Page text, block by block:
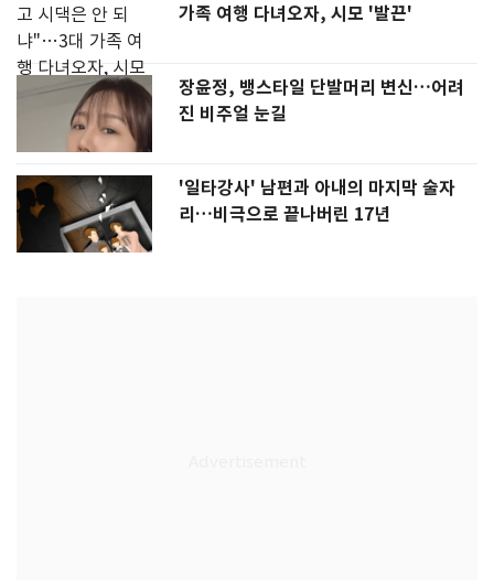
가족 여행 다녀오자, 시모 '발끈'
장윤정, 뱅스타일 단발머리 변신…어려
진 비주얼 눈길
'일타강사' 남편과 아내의 마지막 술자
리…비극으로 끝나버린 17년